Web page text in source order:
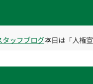
タッフブログ本日は「人権